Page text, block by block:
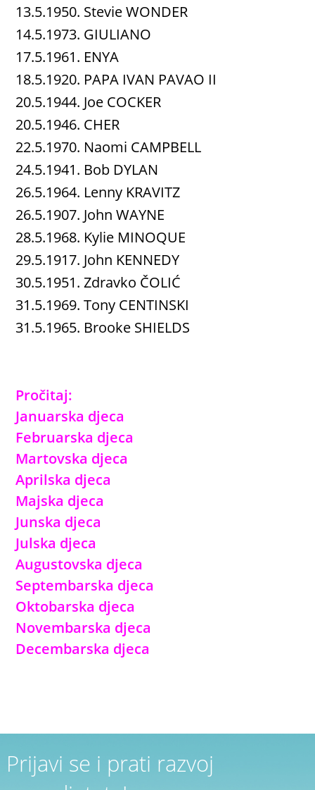
13.5.1950. Stevie WONDER
14.5.1973. GIULIANO
17.5.1961. ENYA
18.5.1920. PAPA IVAN PAVAO II
20.5.1944. Joe COCKER
20.5.1946. CHER
22.5.1970. Naomi CAMPBELL
24.5.1941. Bob DYLAN
26.5.1964. Lenny KRAVITZ
26.5.1907. John WAYNE
28.5.1968. Kylie MINOQUE
29.5.1917. John KENNEDY
30.5.1951. Zdravko ČOLIĆ
31.5.1969. Tony CENTINSKI
31.5.1965. Brooke SHIELDS
Pročitaj:
Januarska djeca
Februarska djeca
Martovska djeca
Aprilska djeca
Majska djeca
Junska djeca
Julska djeca
Augustovska djeca
Septembarska djeca
Oktobarska djeca
Novembarska djeca
Decembarska djeca
Prijavi se i prati razvoj